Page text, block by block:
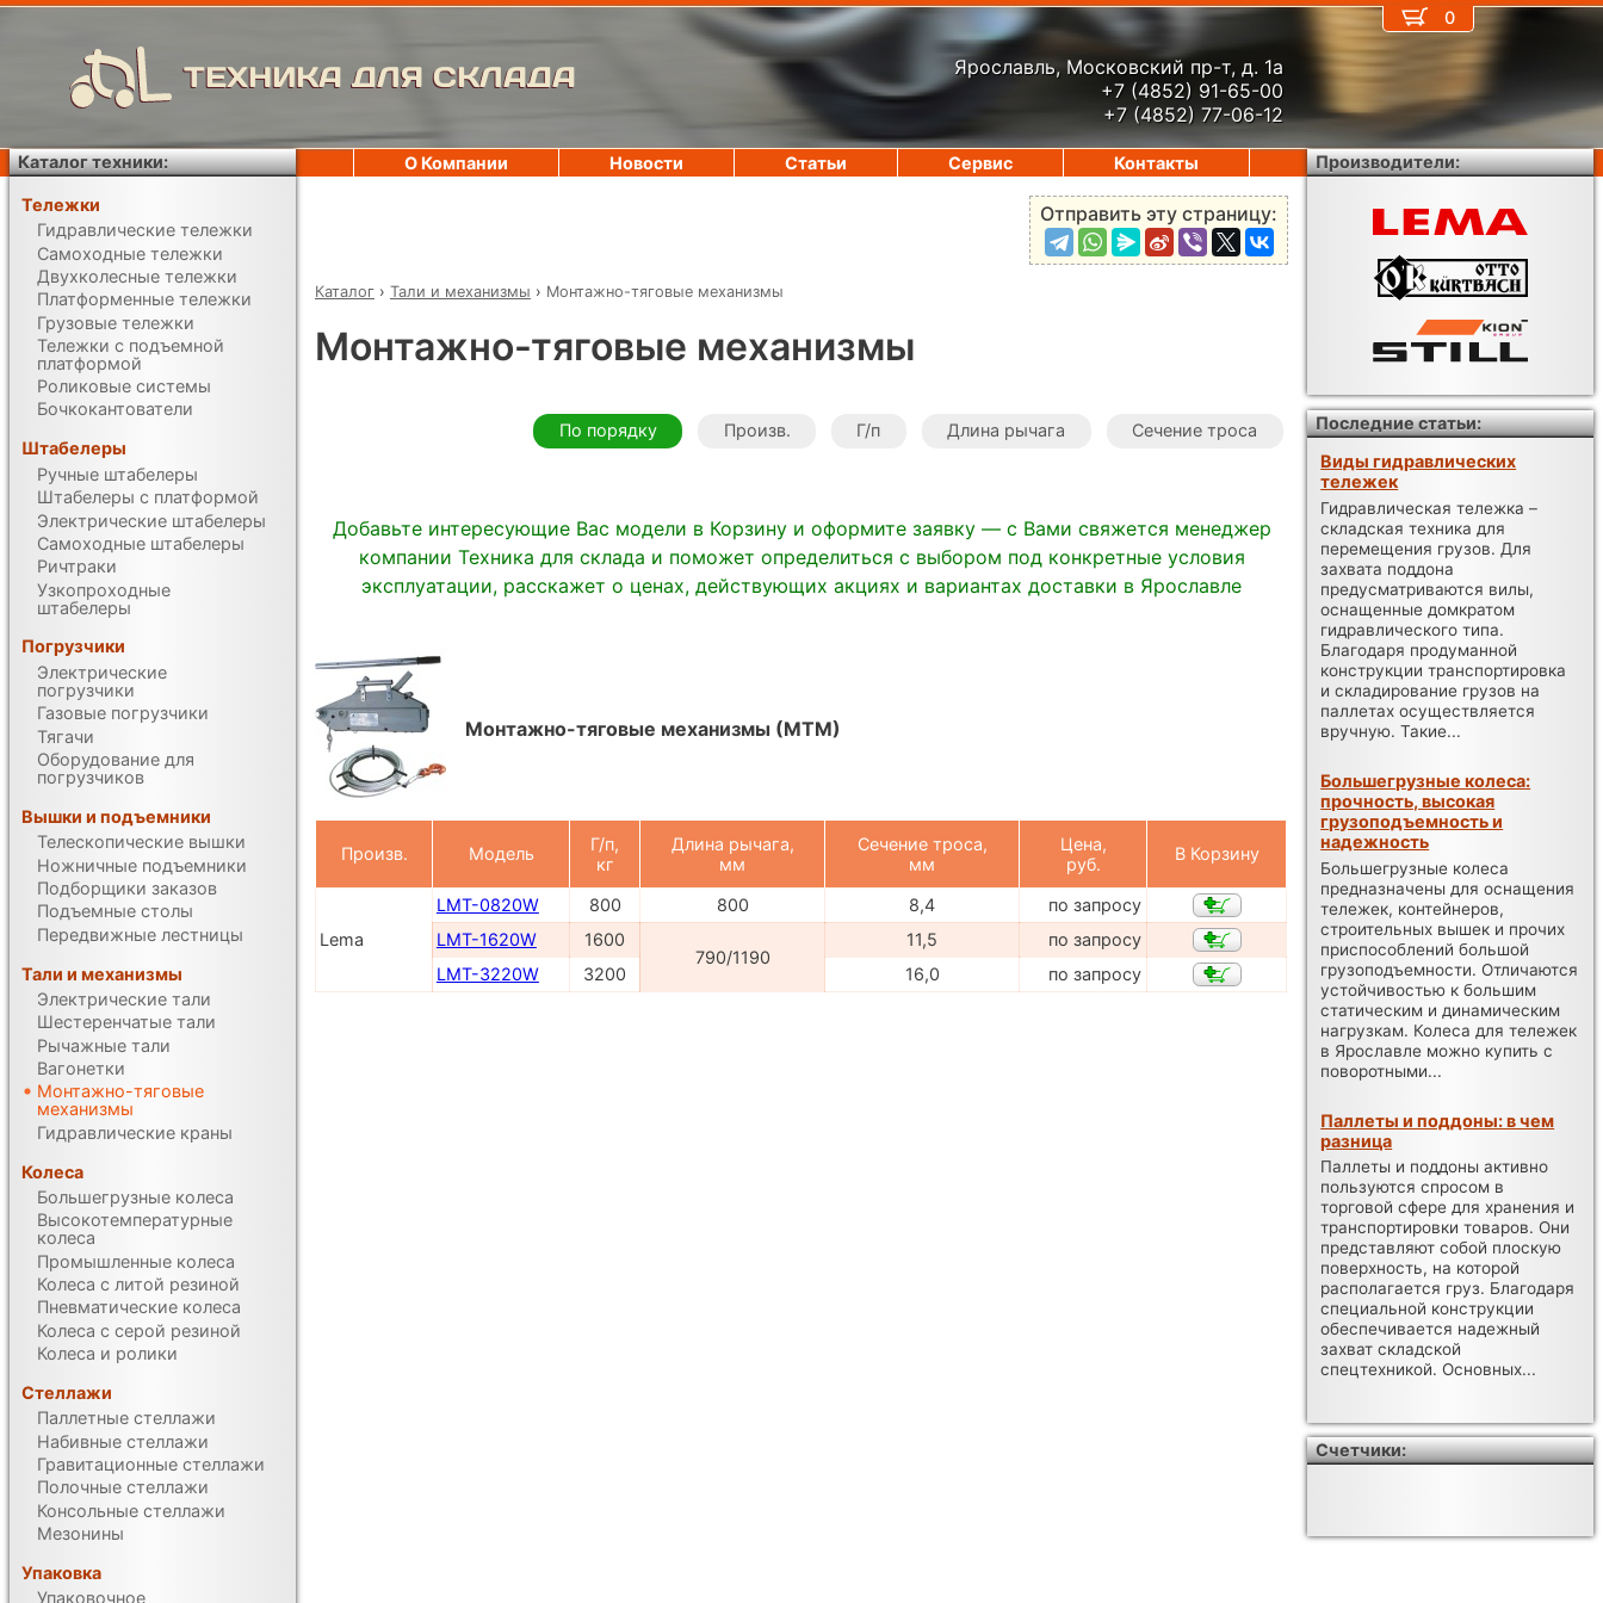
ТЕХНИКА ДЛЯ СКЛАДА
Ярославль, Московский пр-т, д. 1а
+7 (4852) 91-65-00
+7 (4852) 77-06-12
Отправить эту страницу:
Каталог › Тали и механизмы › Монтажно-тяговые механизмы
Монтажно-тяговые механизмы
По порядку Произв. Г/п Длина рычага Сечение троса
Добавьте интересующие Вас модели в Корзину и оформите заявку — с Вами свяжется менеджер
компании Техника для склада и поможет определиться с выбором под конкретные условия
эксплуатации, расскажет о ценах, действующих акциях и вариантах доставки в Ярославле
Монтажно-тяговые механизмы (МТМ)
Произв. Модель
Г/п,
кг
Длина рычага,
мм
Сечение троса,
мм
Цена,
руб.
В Корзину
Lema
LMT-0820W 800 800 8,4
по запросу
LMT-1620W
1600
790/1190
11,5
по запросу
LMT-3220W
3200 16,0 по запросу
0
О Компании Новости Статьи Сервис Контакты
Каталог техники:
Тележки
Гидравлические тележки
Самоходные тележки
Двухколесные тележки
Платформенные тележки
Грузовые тележки
Тележки с подъемной
платформой
Роликовые системы
Бочкокантователи
Штабелеры
Ручные штабелеры
Штабелеры с платформой
Электрические штабелеры
Самоходные штабелеры
Ричтраки
Узкопроходные
штабелеры
Погрузчики
Электрические
погрузчики
Газовые погрузчики
Тягачи
Оборудование для
погрузчиков
Вышки и подъемники
Телескопические вышки
Ножничные подъемники
Подборщики заказов
Подъемные столы
Передвижные лестницы
Тали и механизмы
Электрические тали
Шестеренчатые тали
Рычажные тали
Вагонетки
Монтажно-тяговые
механизмы
Гидравлические краны
Колеса
Большегрузные колеса
Высокотемпературные
колеса
Промышленные колеса
Колеса с литой резиной
Пневматические колеса
Колеса с серой резиной
Колеса и ролики
Стеллажи
Паллетные стеллажи
Набивные стеллажи
Гравитационные стеллажи
Полочные стеллажи
Консольные стеллажи
Мезонины
Упаковка
Упаковочное
Производители:
Последние статьи:
Виды гидравлических
тележек
Гидравлическая тележка –
складская техника для
перемещения грузов. Для
захвата поддона
предусматриваются вилы,
оснащенные домкратом
гидравлического типа.
Благодаря продуманной
конструкции транспортировка
и складирование грузов на
паллетах осуществляется
вручную. Такие...
Большегрузные колеса:
прочность, высокая
грузоподъемность и
надежность
Большегрузные колеса
предназначены для оснащения
тележек, контейнеров,
строительных вышек и прочих
приспособлений большой
грузоподъемности. Отличаются
устойчивостью к большим
статическим и динамическим
нагрузкам. Колеса для тележек
в Ярославле можно купить с
поворотными...
Паллеты и поддоны: в чем
разница
Паллеты и поддоны активно
пользуются спросом в
торговой сфере для хранения и
транспортировки товаров. Они
представляют собой плоскую
поверхность, на которой
располагается груз. Благодаря
специальной конструкции
обеспечивается надежный
захват складской
спецтехникой. Основных...
Счетчики: